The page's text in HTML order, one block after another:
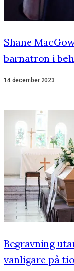
Shane
barnatron i
14 december 2023
Begravning
vanligare på